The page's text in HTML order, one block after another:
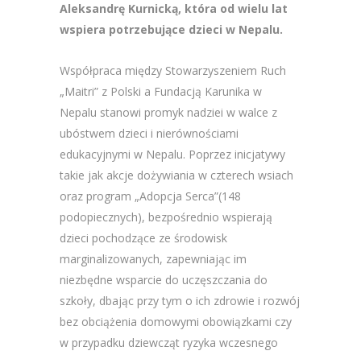
Aleksandrę Kurnicką, która od wielu lat
wspiera potrzebujące dzieci w Nepalu.
Współpraca między Stowarzyszeniem Ruch
„Maitri” z Polski a Fundacją Karunika w
Nepalu stanowi promyk nadziei w walce z
ubóstwem dzieci i nierównościami
edukacyjnymi w Nepalu. Poprzez inicjatywy
takie jak akcje dożywiania w czterech wsiach
oraz program „Adopcja Serca”(148
podopiecznych), bezpośrednio wspierają
dzieci pochodzące ze środowisk
marginalizowanych, zapewniając im
niezbędne wsparcie do uczęszczania do
szkoły, dbając przy tym o ich zdrowie i rozwój
bez obciążenia domowymi obowiązkami czy
w przypadku dziewcząt ryzyka wczesnego